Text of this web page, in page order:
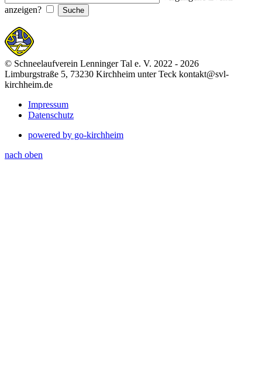
anzeigen?
© Schneelaufverein Lenninger Tal e. V. 2022 - 2026
Limburgstraße 5, 73230 Kirchheim unter Teck kontakt@svl-
kirchheim.de
Impressum
Datenschutz
powered by go-kirchheim
nach oben